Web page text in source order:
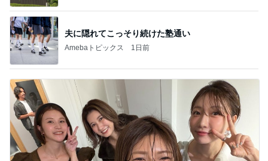
夫に隠れてこっそり続けた塾通い
Amebaトピックス 1日前